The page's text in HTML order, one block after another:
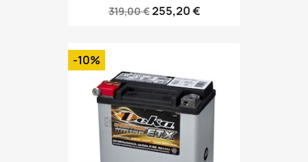
319,00 €255,20 €
-10%